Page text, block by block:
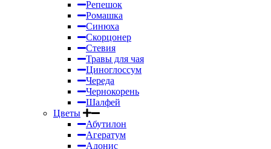
Репешок
Ромашка
Синюха
Скорцонер
Стевия
Травы для чая
Циноглоссум
Череда
Чернокорень
Шалфей
Цветы
Абутилон
Агератум
Адонис